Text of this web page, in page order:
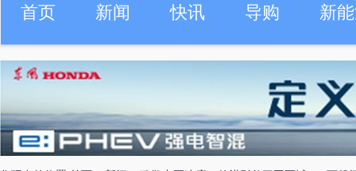
首页 新闻 快讯 导购 新
车生活